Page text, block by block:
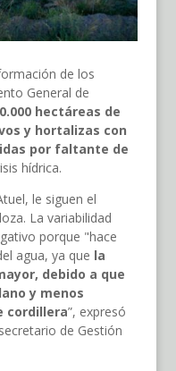
de los
General de
hectáreas de
y hortalizas con
por faltante de
hídrica.
le siguen el
La variabilidad
porque "hace
agua, ya que la
debido a que
y menos
cordillera”, expresó
de Gestión